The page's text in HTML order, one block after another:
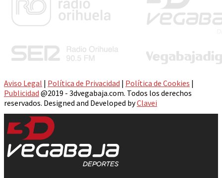
Aviso Legal | Política de Privacidad | Política de Cookies |
Publicidad @2019 - 3dvegabaja.com. Todos los derechos
reservados. Designed and Developed byClavei